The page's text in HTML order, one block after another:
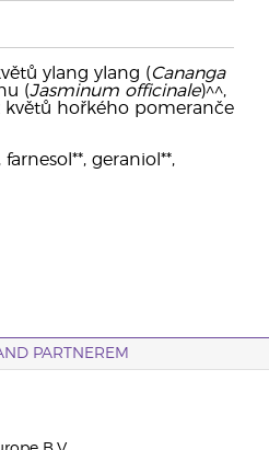
ylang ylang (Cananga
(Jasminum officinale)^^,
květů hořkého pomeranče
geraniol**,
PARTNEREM